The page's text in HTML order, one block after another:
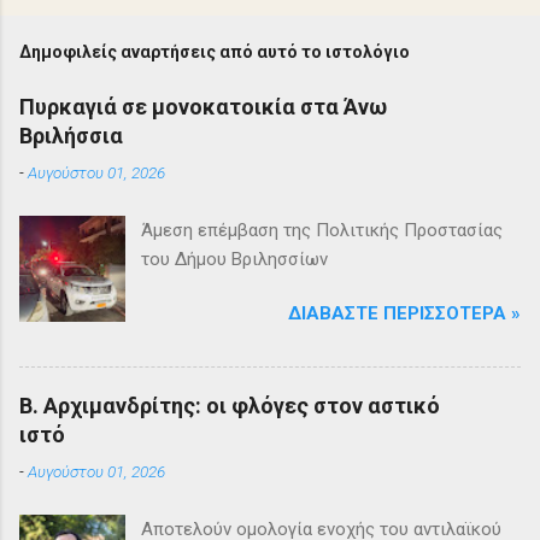
Δημοφιλείς αναρτήσεις από αυτό το ιστολόγιο
Πυρκαγιά σε μονοκατοικία στα Άνω
Βριλήσσια
-Αυγούστου 01, 2026
Άμεση επέμβαση της Πολιτικής Προστασίας
του Δήμου Βριλησσίων
ΔΙΑΒΆΣΤΕ ΠΕΡΙΣΣΌΤΕΡΑ »
Β. Αρχιμανδρίτης: οι φλόγες στον αστικό
ιστό
-Αυγούστου 01, 2026
Αποτελούν ομολογία ενοχής του αντιλαϊκού